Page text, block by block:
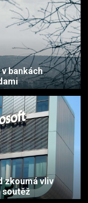
bankách
zkoumá vliv
soutěž